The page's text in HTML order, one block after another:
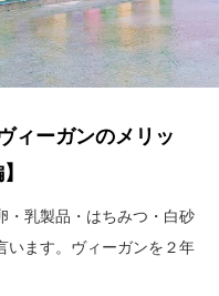
ィーガンのメリッ
・乳製品・はちみつ・白砂
います。ヴィーガンを２年